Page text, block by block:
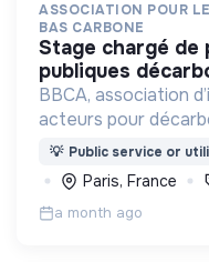
ASSOCIATION POUR
BAS CARBONE
stage chargé de projet & politiques
publiques
BBCA, association
acteurs pour
événements et
accélérant la
💡 Public service or
Paris, France
a month ago